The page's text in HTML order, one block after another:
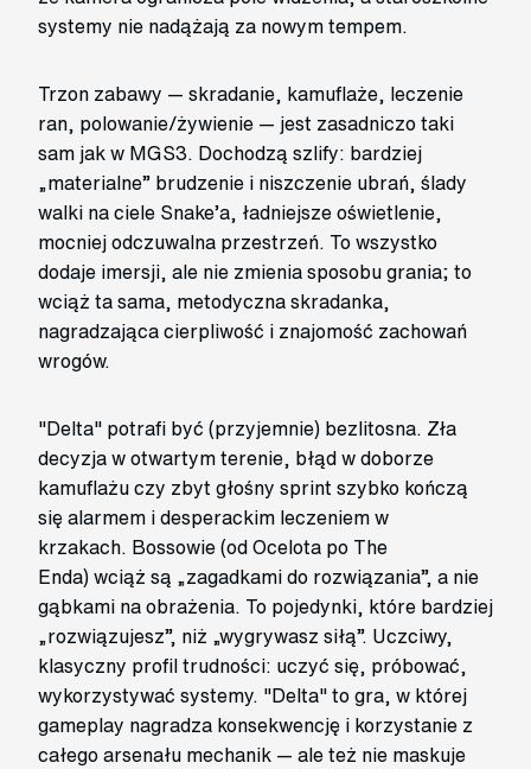
systemy nie nadążają za nowym tempem.
Trzon zabawy — skradanie, kamuflaże, leczenie
ran, polowanie/żywienie — jest zasadniczo taki
sam jak w MGS3. Dochodzą szlify: bardziej
„materialne” brudzenie i niszczenie ubrań, ślady
walki na ciele Snake’a, ładniejsze oświetlenie,
mocniej odczuwalna przestrzeń. To wszystko
dodaje imersji, ale nie zmienia sposobu grania; to
wciąż ta sama, metodyczna skradanka,
nagradzająca cierpliwość i znajomość zachowań
wrogów.
"Delta" potrafi być (przyjemnie) bezlitosna. Zła
decyzja w otwartym terenie, błąd w doborze
kamuflażu czy zbyt głośny sprint szybko kończą
się alarmem i desperackim leczeniem w
krzakach. Bossowie (od Ocelota po The
Enda) wciąż są „zagadkami do rozwiązania”, a nie
gąbkami na obrażenia. To pojedynki, które bardziej
„rozwiązujesz”, niż „wygrywasz siłą”. Uczciwy,
klasyczny profil trudności: uczyć się, próbować,
wykorzystywać systemy. "Delta" to gra, w której
gameplay nagradza konsekwencję i korzystanie z
całego arsenału mechanik — ale też nie maskuje